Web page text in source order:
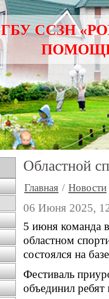
ГБУ ССЗН
Областной
Главная / Новости
06 Июня 2025,
5 июня команда
областном
состоялся на
Фестиваль
объединил ребят